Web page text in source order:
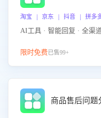
淘宝 | 京东 | 抖音 | 拼多
AI工具 · 智能回复 · 全渠
限时免费已售99+
商品售后问题